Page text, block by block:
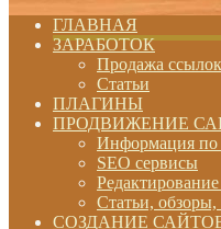
ГЛАВНАЯ
ЗАРАБОТОК
Продажа ссылок
Статьи
ПЛАГИНЫ
ПРОДВИЖЕНИЕ
Информация
SEO сервисы
Редактирование
Статьи,
СОЗДАНИЕ